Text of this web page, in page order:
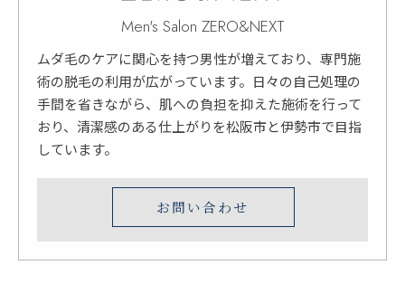
Men's Salon ZERO&NEXT
ムダ毛のケアに関心を持つ男性が増えており、専門施
術の脱毛の利用が広がっています。日々の自己処理の
手間を省きながら、肌への負担を抑えた施術を行って
おり、清潔感のある仕上がりを松阪市と伊勢市で目指
しています。
お問い合わせ